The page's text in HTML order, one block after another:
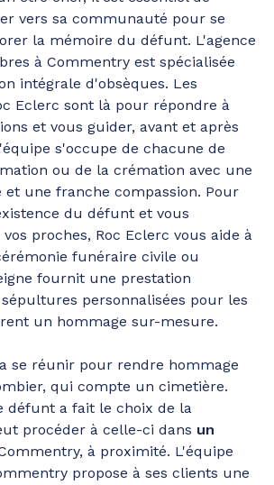
vers sa communauté pour se
la mémoire du défunt. L'agence
à Commentry est spécialisée
intégrale d'obsèques. Les
Eclerc sont là pour répondre à
et vous guider, avant et après
s'occupe de chacune de
ou de la crémation avec une
et une franche compassion. Pour
du défunt et vous
proches, Roc Eclerc vous aide à
funéraire civile ou
fournit une prestation
personnalisées pour les
un hommage sur-mesure.
se réunir pour rendre hommage
qui compte un cimetière.
défunt a fait le choix de la
procéder à celle-ci dans un
à proximité. L'équipe
propose à ses clients une